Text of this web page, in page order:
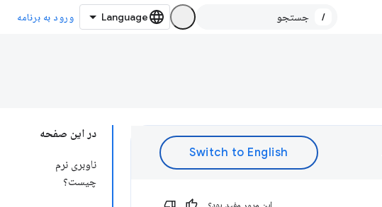
/ ورود به برنامه
در این صفحه
ناوبری نرم
چیست؟
این مرور مفید بود؟